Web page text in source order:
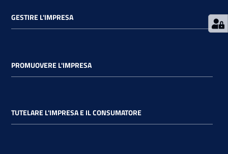
GESTIRE L'IMPRESA
PROMUOVERE L'IMPRESA
TUTELARE L'IMPRESA E IL CONSUMATORE